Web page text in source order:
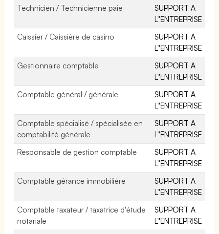
Technicien / Technicienne paie
SUPPORT A
L''ENTREPRISE
Caissier / Caissière de casino
SUPPORT A
L''ENTREPRISE
Gestionnaire comptable
SUPPORT A
L''ENTREPRISE
Comptable général / générale
SUPPORT A
L''ENTREPRISE
Comptable spécialisé / spécialisée en
comptabilité générale
SUPPORT A
L''ENTREPRISE
Responsable de gestion comptable
SUPPORT A
L''ENTREPRISE
Comptable gérance immobilière
SUPPORT A
L''ENTREPRISE
Comptable taxateur / taxatrice d'étude
notariale
SUPPORT A
L''ENTREPRISE